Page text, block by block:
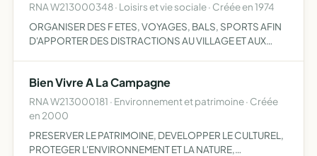
RNA W213000348 · Loisirs et vie sociale · Créée en 1974
ORGANISER DES F ETES, VOYAGES, BALS, SPORTS AFIN
D'APPORTER DES DISTRACTIONS AU VILLAGE ET AUX
Bien Vivre A La Campagne
RNA W213000181 · Environnement et patrimoine · Créée
en 2000
PRESERVER LE PATRIMOINE, DEVELOPPER LE CULTUREL,
PROTEGER L'ENVIRONNEMENT ET LA NATURE,